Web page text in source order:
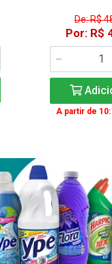
De: R$
Por: R$
A partir de 10: